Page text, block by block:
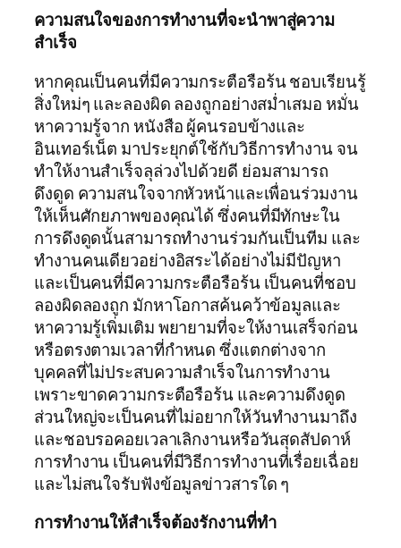
ความสนใจของการทำงานที่จะนำพาสู่ความ
สำเร็จ
หากคุณเป็นคนที่มีความกระตือรือร้น ชอบเรียนรู้
สิ่งใหม่ๆ และลองผิด ลองถูกอย่างสม่ำเสมอ หมั่น
หาความรู้จาก หนังสือ ผู้คนรอบข้างและ
อินเทอร์เน็ต มาประยุกต์ใช้กับวิธีการทำงาน จน
ทำให้งานสำเร็จลุล่วงไปด้วยดี ย่อมสามารถ
ดึงดูด ความสนใจจากหัวหน้าและเพื่อนร่วมงาน
ให้เห็นศักยภาพของคุณได้ ซึ่งคนที่มีทักษะใน
การดึงดูดนั้นสามารถทำงานร่วมกันเป็นทีม และ
ทำงานคนเดียวอย่างอิสระได้อย่างไม่มีปัญหา
และเป็นคนที่มีความกระตือรือร้น เป็นคนที่ชอบ
ลองผิดลองถูก มักหาโอกาสค้นคว้าข้อมูลและ
หาความรู้เพิ่มเติม พยายามที่จะให้งานเสร็จก่อน
หรือตรงตามเวลาที่กำหนด ซึ่งแตกต่างจาก
บุคคลที่ไม่ประสบความสำเร็จในการทำงาน
เพราะขาดความกระตือรือร้น และความดึงดูด
ส่วนใหญ่จะเป็นคนที่ไม่อยากให้วันทำงานมาถึง
และชอบรอคอยเวลาเลิกงานหรือวันสุดสัปดาห์
การทำงาน เป็นคนที่มีวิธีการทำงานที่เรื่อยเฉื่อย
และไม่สนใจรับฟังข้อมูลข่าวสารใด ๆ
การทำงานให้สำเร็จต้องรักงานที่ทำ